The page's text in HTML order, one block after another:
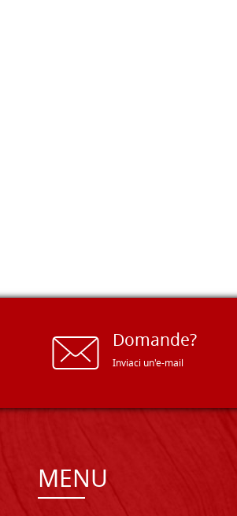
Domande?
Inviaci un'e-mail
MENU